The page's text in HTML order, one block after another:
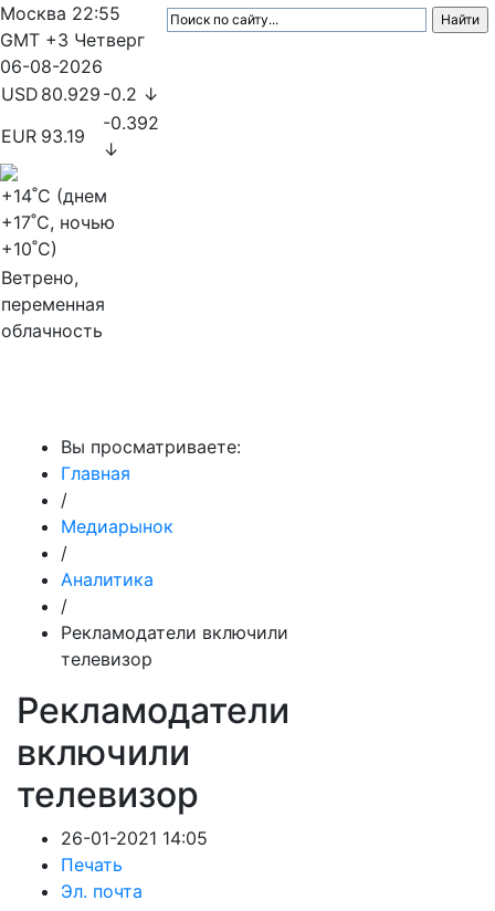
Москва 22:55
GMT +3 Четверг
06-08-2026
USD 80.929 -0.2 ↓
EUR 93.19
-0.392
↓
+14˚C (днем
+17˚C, ночью
+10˚C)
Ветрено,
переменная
облачность
Вы просматриваете:
Главная
/
Медиарынок
/
Аналитика
/
Рекламодатели включили
телевизор
Рекламодатели
включили
телевизор
26-01-2021 14:05
Печать
Эл. почта